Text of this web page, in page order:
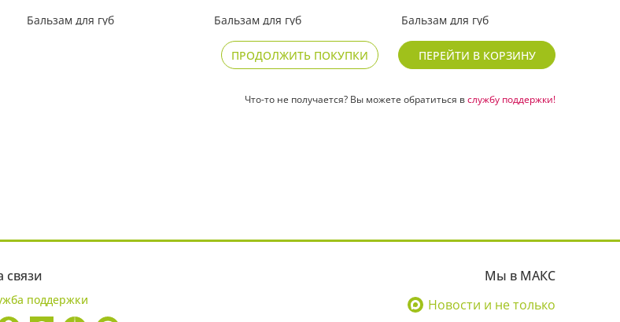
Бальзам для губ
Бальзам для губ
129₽
Бальзам для губ
фрутти»
129₽
ПРОДОЛЖИТЬ ПОКУПКИ ПЕРЕЙТИ В КОРЗИНУ
Что-то не получается? Вы можете обратиться вслужбу поддержки!
поддержки
Мы в МАКС
Новости и не только